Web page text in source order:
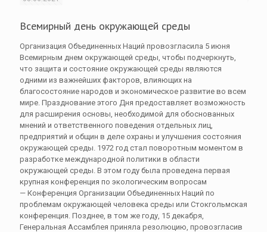
Всемирный день окружающей среды
Организация Объединенных Наций провозгласила 5 июня
Всемирным днем ​​окружающей среды, чтобы подчеркнуть,
что защита и состояние окружающей среды являются
одними из важнейших факторов, влияющих на
благосостояние народов и экономическое развитие во всем
мире. Празднование этого Дня предоставляет возможность
для расширения основы, необходимой для обоснованных
мнений и ответственного поведения отдельных лиц,
предприятий и общин в деле охраны и улучшения состояния
окружающей среды. 1972 год стал поворотным моментом в
разработке международной политики в области
окружающей среды. В этом году была проведена первая
крупная конференция по экологическим вопросам
— Конференция Организации Объединенных Наций по
проблемам окружающей человека среды или Стокгольмская
конференция. Позднее, в том же году, 15 декабря,
Генеральная Ассамблея приняла резолюцию, провозгласив